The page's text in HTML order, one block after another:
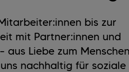
bis zur
mit Partner:innen und
aus Liebe zum Menschen
nachhaltig für soziale